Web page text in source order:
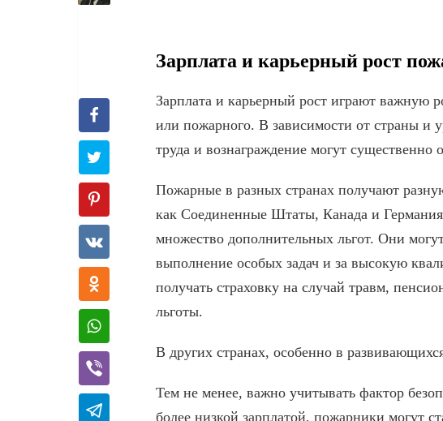
Зарплата и карьерный рост
Зарплата и карьерный рост играют важную
или пожарного. В зависимости от страны и
труда и вознаграждение могут существенно
Пожарные в разных странах получают
как Соединенные Штаты, Канада и
множество дополнительных льгот. Они
выполнение особых задач и за высокую
получать страховку на случай травм,
льготы.
В других странах, особенно в
Тем не менее, важно учитывать фактор
более низкой зарплатой, пожарники могут